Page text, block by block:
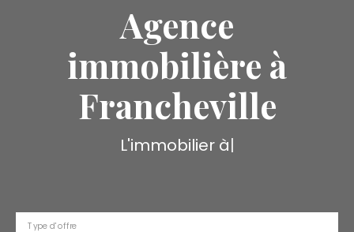
Agence
immobilière à
Francheville
L'immobilier à la car
Type d'offre